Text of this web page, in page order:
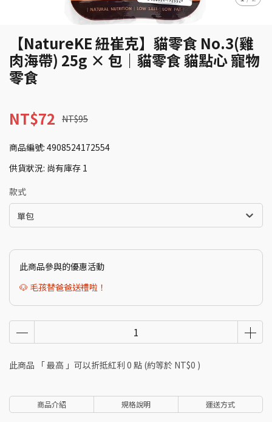
【NatureKE 紐崔克】貓零食 No.3(雞
肉海帶) 25g × 包｜貓零食 貓點心 寵物
零食
NT$72 NT$95
商品編號: 4908524172554
供貨狀況: 尚有庫存 1
款式
單包
此商品參與的優惠活動
🐶 毛孩替爸爸送禮啦！
此商品 「 最高 」可以折抵紅利 0 點 (約等於 NT$0 )
商品介紹 規格說明 運送方式